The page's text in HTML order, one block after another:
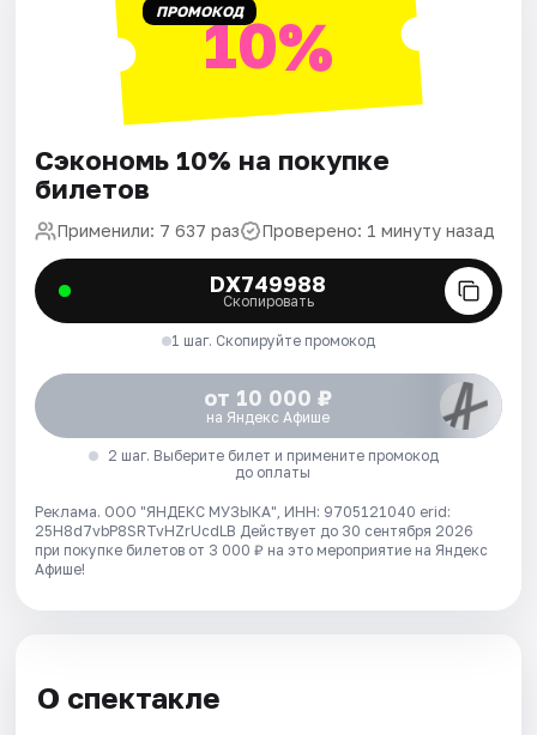
ПРОМОКОД10%
Сэкономь 10% на покупке
билетов
Применили: 7 637 раз Проверено: 1 минуту назад
DX749988
Скопировать
1 шаг. Скопируйте промокод
от 10 000 ₽
на Яндекс Афише
2 шаг. Выберите билет и примените промокод
до оплаты
Реклама. ООО "ЯНДЕКС МУЗЫКА", ИНН: 9705121040 erid:
25H8d7vbP8SRTvHZrUcdLB Действует до 30 сентября 2026
при покупке билетов от 3 000 ₽ на это мероприятие на Яндекс
Афише!
О спектакле